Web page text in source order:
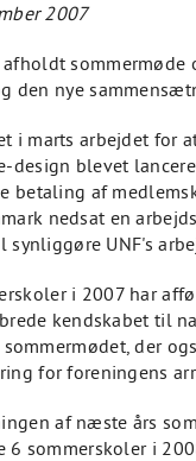
2007
afholdt
den nye
i marts arbejdet for
design blevet
betaling af
nedsat en
UNF's
i 2007 har
kendskabet til
der
for foreningens
af næste års
6 sommerskoler i